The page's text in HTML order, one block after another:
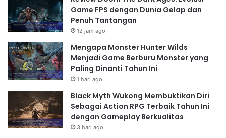
Game FPS dengan Dunia Gelap dan
Penuh Tantangan
12 jam ago
Mengapa Monster Hunter Wilds
Menjadi Game Berburu Monster yang
Paling Dinanti Tahun Ini
1 hari ago
Black Myth Wukong Membuktikan Diri
Sebagai Action RPG Terbaik Tahun Ini
dengan Gameplay Berkualitas
3 hari ago